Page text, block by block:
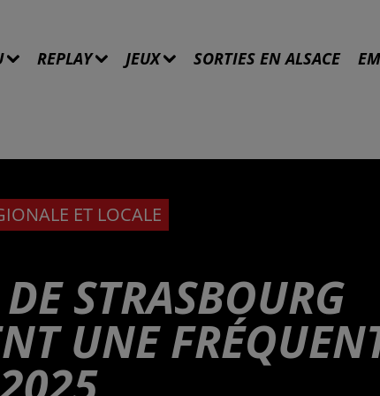
REPLAY JEUX SORTIES EN ALSACE
ET LOCALE
STRASBOURG
UNE